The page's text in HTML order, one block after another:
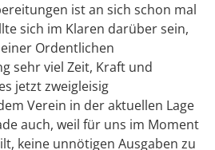
ist an sich schon mal
sich im Klaren darüber sein,
Ordentlichen
sehr viel Zeit, Kraft und
jetzt zweigleisig
Verein in der aktuellen Lage
auch, weil für uns im Moment
keine unnötigen Ausgaben zu